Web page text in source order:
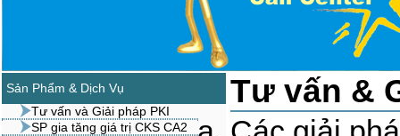
Sản Phẩm & Dịch Vụ
Tư vấn và Giải pháp PKI
SP gia tăng giá trị CKS CA2
Tư vấn &